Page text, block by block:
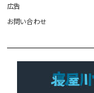
広告
お問い合わせ